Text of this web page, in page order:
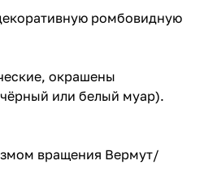
ромбовидную
окрашены
или белый муар).
вращения Вермут/